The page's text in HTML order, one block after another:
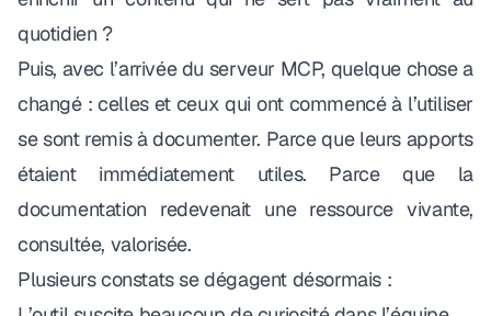
quotidien ?
Puis, avec l’arrivée du serveur MCP, quelque chose a
changé : celles et ceux qui ont commencé à l’utiliser
se sont remis à documenter. Parce que leurs apports
étaient immédiatement utiles. Parce que la
documentation redevenait une ressource vivante,
consultée, valorisée.
Plusieurs constats se dégagent désormais :